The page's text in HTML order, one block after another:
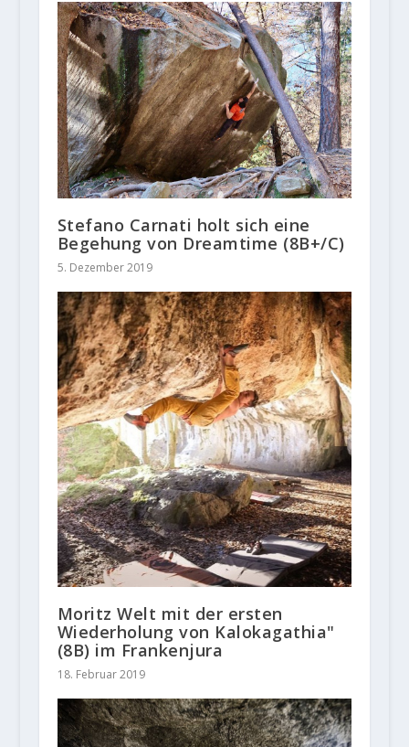
Stefano Carnati holt sich eine
Begehung von Dreamtime (8B+/C)
5. Dezember 2019
Moritz Welt mit der ersten
Wiederholung von Kalokagathia"
(8B) im Frankenjura
18. Februar 2019